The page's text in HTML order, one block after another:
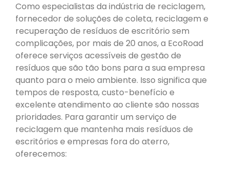
Como especialistas da indústria de reciclagem,
fornecedor de soluções de coleta, reciclagem e
recuperação de resíduos de escritório sem
complicações, por mais de 20 anos, a EcoRoad
oferece serviços acessíveis de gestão de
resíduos que são tão bons para a sua empresa
quanto para o meio ambiente. Isso significa que
tempos de resposta, custo-benefício e
excelente atendimento ao cliente são nossas
prioridades. Para garantir um serviço de
reciclagem que mantenha mais resíduos de
escritórios e empresas fora do aterro,
oferecemos: